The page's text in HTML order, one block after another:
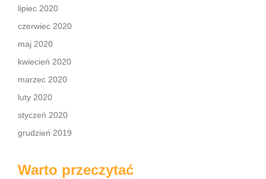
lipiec 2020
czerwiec 2020
maj 2020
kwiecień 2020
marzec 2020
luty 2020
styczeń 2020
grudzień 2019
Warto przeczytać